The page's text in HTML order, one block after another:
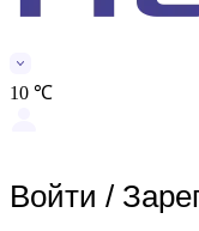
10 ℃
Войти /